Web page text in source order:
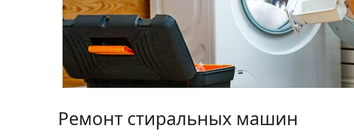
Ремонт стиральных машин